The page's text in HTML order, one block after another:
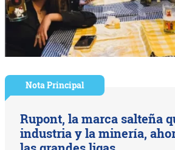
Nota Principal
Rupont, la marca salteña
industria y la minería,